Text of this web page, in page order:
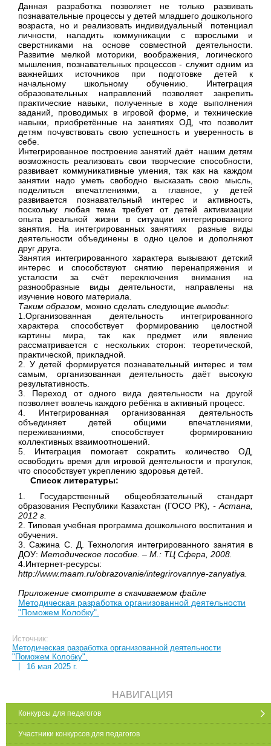
Данная разработка позволяет не только развивать
познавательные процессы у детей младшего дошкольного
возраста, но и реализовать индивидуальный потенциал
личности, наладить коммуникации с взрослыми и
сверстниками на основе совместной деятельности.
Развитие мелкой моторики, воображения, логического
мышления, познавательных процессов - служит одним из
важнейших источников при подготовке детей к
начальному школьному обучению. Интеграция
образовательных направлений позволяет закрепить
практические навыки, полученные в ходе выполнения
заданий, проводимых в игровой форме, и технические
навыки, приобретённые на занятиях ОД, что позволит
детям почувствовать свою успешность и уверенность в
себе.
Интегрированное построение занятий даёт нашим детям
возможность реализовать свои творческие способности,
развивает коммуникативные умения, так как на каждом
занятии надо уметь свободно высказать свою мысль,
поделиться впечатлениями, а главное, у детей
развивается познавательный интерес и активность,
поскольку любая тема требует от детей активизации
опыта реальной жизни в ситуации интегрированного
занятия. На интегрированных занятиях разные виды
деятельности объединены в одно целое и дополняют
друг друга.
Занятия интегрированного характера вызывают детский
интерес и способствуют снятию перенапряжения и
усталости за счёт переключения внимания на
разнообразные виды деятельности, направлены на
изучение нового материала.
Таким образом, можно сделать следующие выводы:
1.Организованная деятельность интегрированного
характера способствует формированию целостной
картины мира, так как предмет или явление
рассматривается с нескольких сторон: теоретической,
практической, прикладной.
2. У детей формируется познавательный интерес и тем
самым, организованная деятельность даёт высокую
результативность.
3. Переход от одного вида деятельности на другой
позволяет вовлечь каждого ребёнка в активный процесс.
4. Интегрированная организованная деятельность
объединяет детей общими впечатлениями,
переживаниями, способствует формированию
коллективных взаимоотношений.
5. Интеграция помогает сократить количество ОД,
освободить время для игровой деятельности и прогулок,
что способствует укреплению здоровья детей.
Список литературы:
1. Государственный общеобязательный стандарт
образования Республики Казахстан (ГОСО РК), - Астана,
2012 г.
2. Типовая учебная программа дошкольного воспитания и
обучения.
3. Сажина С. Д. Технология интегрированного занятия в
ДОУ: Методическое пособие. – М.: ТЦ Сфера, 2008.
4.Интернет-ресурсы:
http://www.maam.ru/obrazovanie/integrirovannye-zanyatiya.
Приложение смотрите в скачиваемом файле
Методическая разработка организованной деятельности
"Поможем Колобку".
Источник:
Методическая разработка организованной деятельности
"Поможем Колобку".
16 мая 2025 г.
НАВИГАЦИЯ
Конкурсы для педагогов
Участники конкурсов для педагогов